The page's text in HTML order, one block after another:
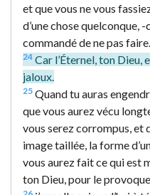
et que vous ne vous
d’une chose quelconque, -
commandé de ne pas faire.
24 Car l’Éternel, ton Dieu,
jaloux.
25 Quand tu auras
que vous aurez vécu
vous serez corrompus, et
image taillée, la forme
vous aurez fait ce qui est
ton Dieu, pour le